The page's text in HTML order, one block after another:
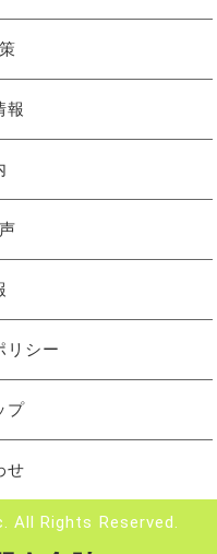
報
リシー
プ
せ
All Rights Reserved.